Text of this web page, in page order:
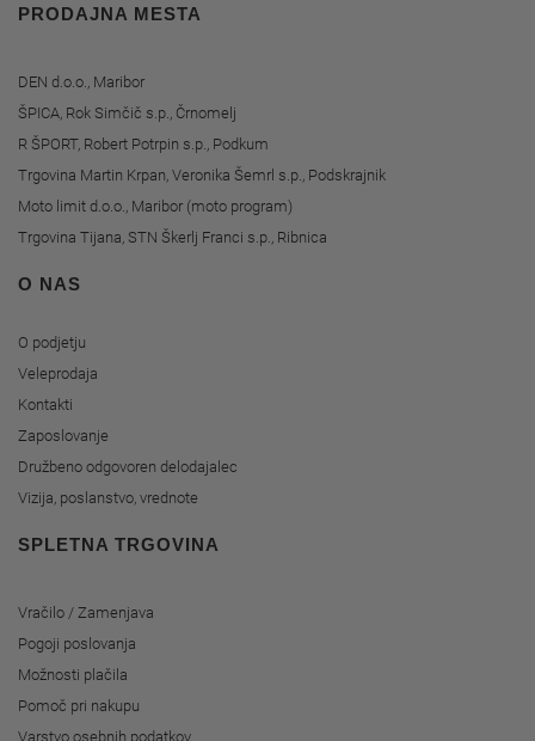
PRODAJNA MESTA
DEN d.o.o., Maribor
ŠPICA, Rok Simčič s.p., Črnomelj
R ŠPORT, Robert Potrpin s.p., Podkum
Trgovina Martin Krpan, Veronika Šemrl s.p., Podskrajnik
Moto limit d.o.o., Maribor (moto program)
Trgovina Tijana, STN Škerlj Franci s.p., Ribnica
O NAS
O podjetju
Veleprodaja
Kontakti
Zaposlovanje
Družbeno odgovoren delodajalec
Vizija, poslanstvo, vrednote
SPLETNA TRGOVINA
Vračilo / Zamenjava
Pogoji poslovanja
Možnosti plačila
Pomoč pri nakupu
Varstvo osebnih podatkov